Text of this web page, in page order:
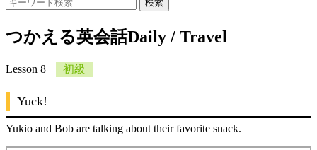
つかえる英会話Daily / Travel
Lesson 8 初級
Yuck!
Yukio and Bob are talking about their favorite snack.